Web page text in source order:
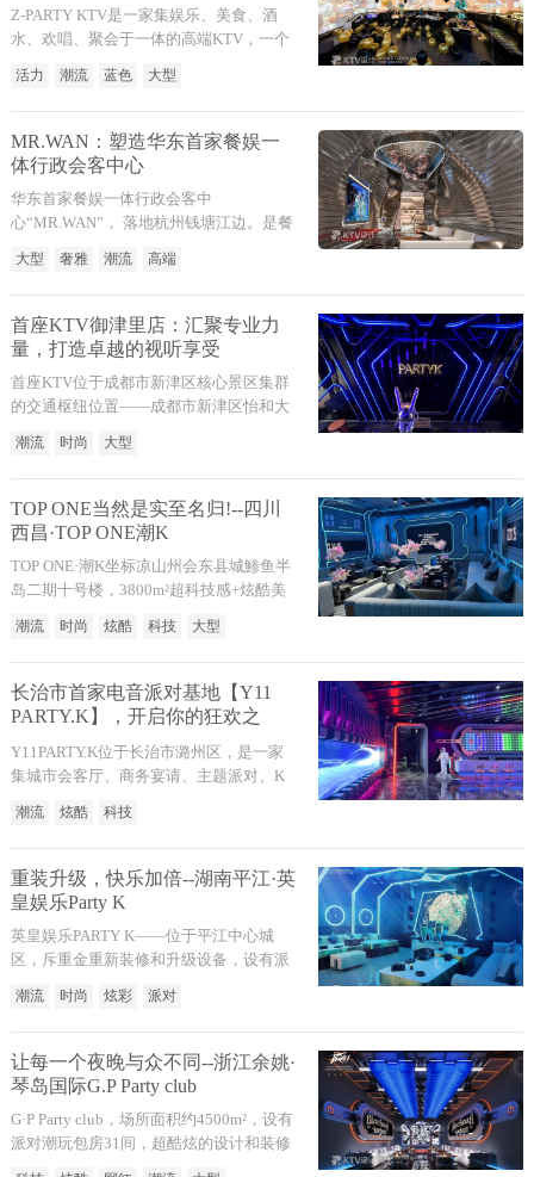
Z-PARTY KTV是一家集娱乐、美食、酒
水、欢唱、聚会于一体的高端KTV，一个
味时尚勇敢表达自己行为态度的玩乐聚会
空间。Z-PARTY派对KTV一直坚持通过服
务与体验为打造年轻人喜爱的娱乐场所，
紧跟市场变化与顾客生日需求和企业团建
活力 潮流 蓝色 大型
MR.WAN：塑造华东首家餐娱一
体行政会客中心
华东首家餐娱一体行政会客中
心“MR.WAN”， 落地杭州钱塘江边。是餐
调的生活一站式娱乐平台，极致满足客户
的订制需求。将娱乐智能化，沉浸体验作
为标签将奢雅、艺术、娱乐、超前融合凝
练空间，玩乐，艺术，科技等元素，组合
厢，宴请会客厅彰显着MR.WAN的与众不
同。
大型 奢雅 潮流 高端
首座KTV御津里店：汇聚专业力
量，打造卓越的视听享受
首座KTV位于成都市新津区核心景区集群
的交通枢纽位置——成都市新津区怡和大
商业文化街区是创建国家级旅游度假区的
重要项目，为传统的中式古建筑风貌步行
街，以“夜间消费”为引领，搭建多种夜间
娱乐场景，蹦迪、K歌、品酒、美食、娱
潮流 时尚 大型
TOP ONE当然是实至名归!--四川
西昌·TOP ONE潮K
TOP ONE·潮K坐标凉山州会东县城鯵鱼半
岛二期十号楼，3800m²超科技感+炫酷美
时尚社交打卡点～一登场便备受瞩目，会
东潮流达人轰趴首选地。不仅仅是音乐的
力量指引，更是视觉的惊艳！
潮流 时尚 炫酷 科技 大型
长治市首家电音派对基地【Y11
PARTY.K】，开启你的狂欢之
Y11PARTY.K位于长治市潞州区，是一家
集城市会客厅、商务宴请、主题派对、K
心设计，包厢迥异奢华、炫酷潮流、科技
十足、配有专属派对与专业DJ打碟互动，
GOGO劲舞表演与超炫声光电融为一体，
为你带来激情澎湃、流连忘返的娱乐盛
潮流 炫酷 科技
重装升级，快乐加倍--湖南平江·英
皇娱乐Party K
英皇娱乐PARTY K——位于平江中心城
区，斥重金重新装修和升级设备，设有派
个性的美学潮流概念，变化多端的炫彩灯
光贯彻了房间的每个角落；音乐、光和影
像参于一体，融合了私人酒吧的概念，无
论是唱K还是热舞都非常合适，随时随地
潮流 时尚 炫彩 派对
让每一个夜晚与众不同--浙江余姚·
琴岛国际G.P Party club
G·P Party club，场所面积约4500m²，设有
派对潮玩包房31间，超酷炫的设计和装修